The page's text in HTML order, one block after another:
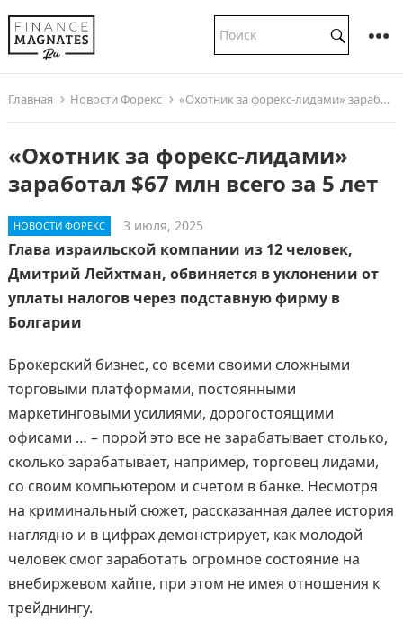
Главная Новости Форекс «Охотник за форекс-лидами» заработал $67 млн всего за 5 лет
«Охотник за форекс-лидами»
заработал $67 млн всего за 5 лет
НОВОСТИ ФОРЕКС 3 июля, 2025
Глава израильской компании из 12 человек,
Дмитрий Лейхтман, обвиняется в уклонении от
уплаты налогов через подставную фирму в
Болгарии
Брокерский бизнес, со всеми своими сложными
торговыми платформами, постоянными
маркетинговыми усилиями, дорогостоящими
офисами … – порой это все не зарабатывает столько,
сколько зарабатывает, например, торговец лидами,
со своим компьютером и счетом в банке. Несмотря
на криминальный сюжет, рассказанная далее история
наглядно и в цифрах демонстрирует, как молодой
человек смог заработать огромное состояние на
внебиржевом хайпе, при этом не имея отношения к
трейднингу.